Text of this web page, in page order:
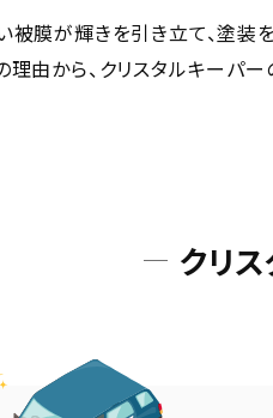
被膜が輝きを引き立て、塗装
理由から、クリスタルキーパ
クリ